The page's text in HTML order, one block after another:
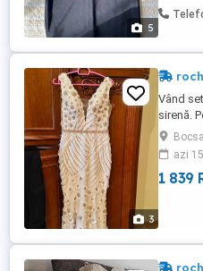
5
3
Vând
sirenă.
*Detalii
aplicații
azi
1 839